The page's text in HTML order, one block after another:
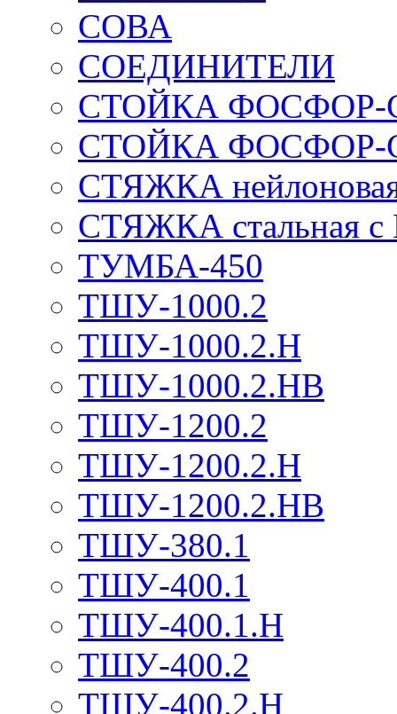
СОВА
СОЕДИНИТЕЛИ
СТОЙКА ФОСФОР-
СТОЙКА ФОСФОР-
СТЯЖКА нейлоновая
СТЯЖКА стальная
ТУМБА-450
ТШУ-1000.2
ТШУ-1000.2.Н
ТШУ-1000.2.НВ
ТШУ-1200.2
ТШУ-1200.2.Н
ТШУ-1200.2.НВ
ТШУ-380.1
ТШУ-400.1
ТШУ-400.1.Н
ТШУ-400.2
ТШУ-400.2.Н